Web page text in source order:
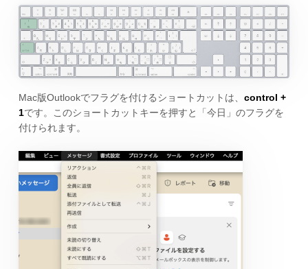
Mac版Outlookでフラグを付けるショートカットは、 control +
1です。このショートカットキーを押すと「今日」のフラグを
付けられます。